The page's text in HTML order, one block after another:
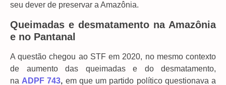
seu dever de preservar a Amazônia.
Queimadas e desmatamento na Amazônia
e no Pantanal
A questão chegou ao STF em 2020, no mesmo contexto
de aumento das queimadas e do desmatamento,
na ADPF 743, em que um partido político questionava a